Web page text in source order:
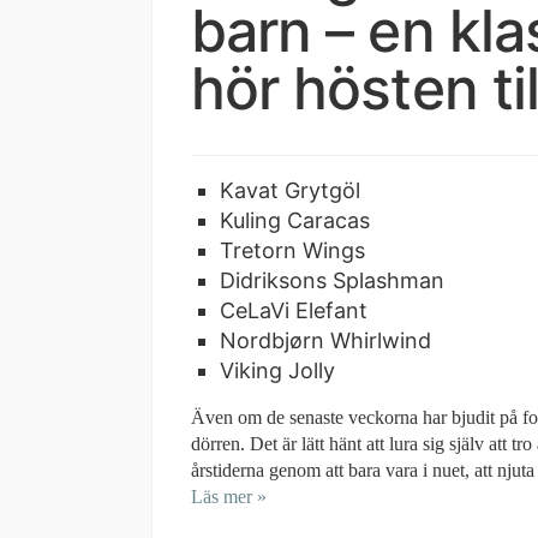
barn – en
hör hösten
Kavat Grytgöl
Kuling Caracas
Tretorn Wings
Didriksons Splashman
CeLaVi Elefant
Nordbjørn Whirlwind
Viking Jolly
Även om de senaste veckorna har bjudit på
dörren. Det är lätt hänt att lura sig själv att
årstiderna genom att bara vara i nuet, att
Läs mer »